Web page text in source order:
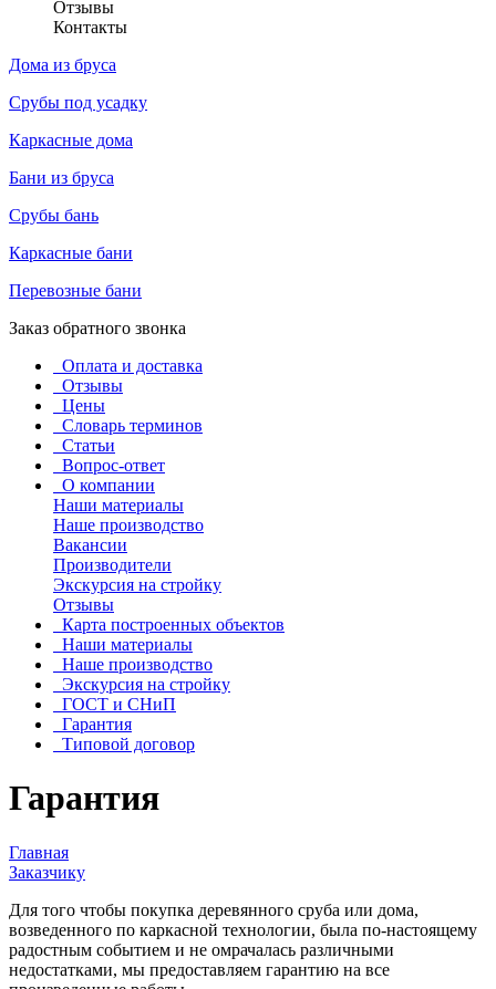
Отзывы
Контакты
Дома из бруса
Срубы под усадку
Каркасные дома
Бани из бруса
Срубы бань
Каркасные бани
Перевозные бани
Заказ обратного звонка
Оплата и доставка
Отзывы
Цены
Словарь терминов
Статьи
Вопрос-ответ
О компании
Наши материалы
Наше производство
Вакансии
Производители
Экскурсия на стройку
Отзывы
Карта построенных объектов
Наши материалы
Наше производство
Экскурсия на стройку
ГОСТ и СНиП
Гарантия
Типовой договор
Гарантия
Главная
Заказчику
Для того чтобы покупка деревянного сруба или дома,
возведенного по каркасной технологии, была по-настоящему
радостным событием и не омрачалась различными
недостатками, мы предоставляем гарантию на все